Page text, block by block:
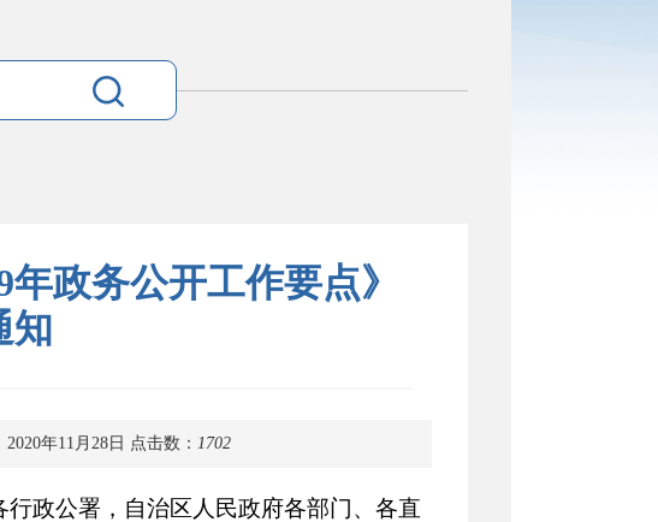
政务公开工作要点》
知
年11月28日 点击数： 1702
政公署，自治区人民政府各部门、各直